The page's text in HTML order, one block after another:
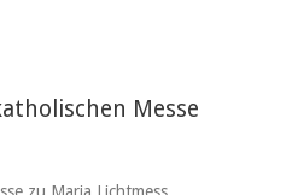
Messe